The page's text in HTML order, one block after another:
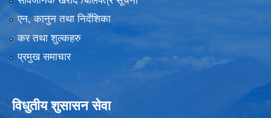
एन, कानुन तथा निर्देशिका
कर तथा शुल्कहरु
प्रमुख समाचार
विधुतीय शुसासन सेवा